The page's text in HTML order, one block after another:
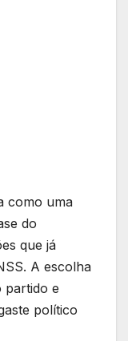
como uma
do
que já
A escolha
partido e
político